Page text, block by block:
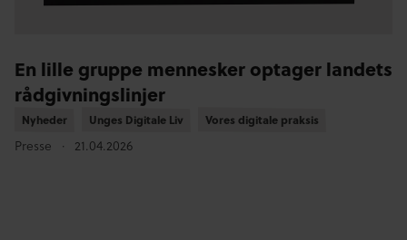
En lille gruppe mennesker optager landets
rådgivningslinjer
Nyheder
Nyheder Unges Digitale Liv
Unges Digitale Liv Vores digitale praksis
Vores digitale praksis
Presse 21.04.2026